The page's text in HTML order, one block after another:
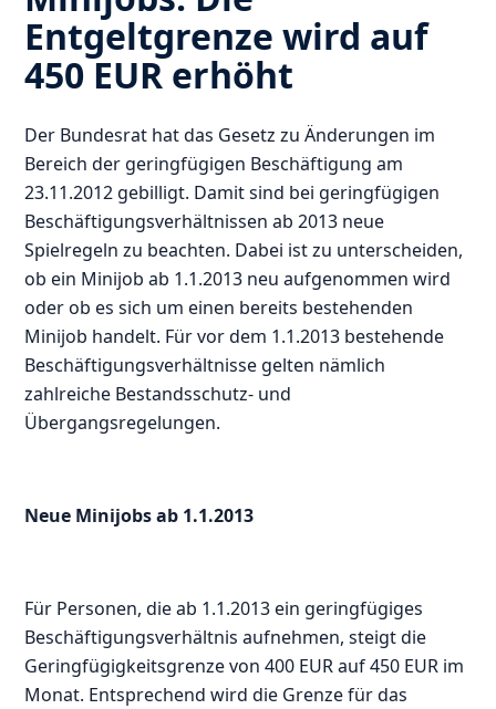
Entgeltgrenze wird auf
450 EUR erhöht
Der Bundesrat hat das Gesetz zu Änderungen im
Bereich der geringfügigen Beschäftigung am
23.11.2012 gebilligt. Damit sind bei geringfügigen
Beschäftigungsverhältnissen ab 2013 neue
Spielregeln zu beachten. Dabei ist zu unterscheiden,
ob ein Minijob ab 1.1.2013 neu aufgenommen wird
oder ob es sich um einen bereits bestehenden
Minijob handelt. Für vor dem 1.1.2013 bestehende
Beschäftigungsverhältnisse gelten nämlich
zahlreiche Bestandsschutz- und
Übergangsregelungen.
Neue Minijobs ab 1.1.2013
Für Personen, die ab 1.1.2013 ein geringfügiges
Beschäftigungsverhältnis aufnehmen, steigt die
Geringfügigkeitsgrenze von 400 EUR auf 450 EUR im
Monat. Entsprechend wird die Grenze für das